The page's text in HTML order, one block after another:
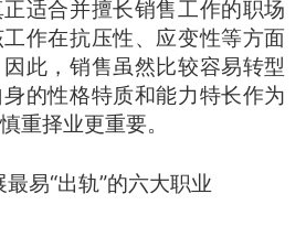
适合并擅长销售工作的职场
作在抗压性、应变性等方面
此，销售虽然比较容易转型
的性格特质和能力特长作为
重择业更重要。